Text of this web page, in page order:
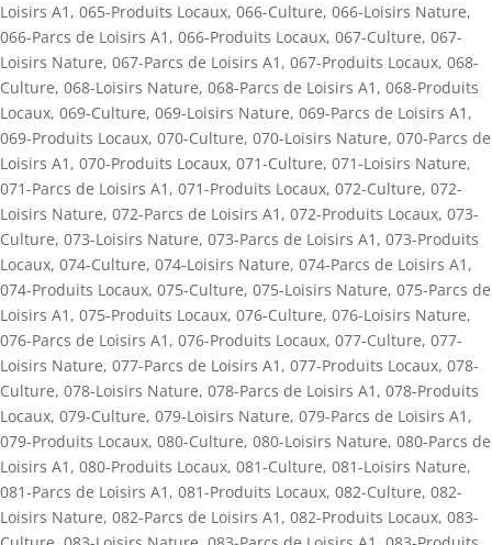
Loisirs A1 , 065-Produits Locaux, 066-Culture, 066-Loisirs Nature,
066-Parcs de Loisirs A1 , 066-Produits Locaux, 067-Culture, 067-
Loisirs Nature, 067-Parcs de Loisirs A1 , 067-Produits Locaux, 068-
Culture, 068-Loisirs Nature, 068-Parcs de Loisirs A1 , 068-Produits
Locaux, 069-Culture, 069-Loisirs Nature, 069-Parcs de Loisirs A1 ,
069-Produits Locaux, 070-Culture, 070-Loisirs Nature, 070-Parcs de
Loisirs A1 , 070-Produits Locaux, 071-Culture, 071-Loisirs Nature,
071-Parcs de Loisirs A1 , 071-Produits Locaux, 072-Culture, 072-
Loisirs Nature, 072-Parcs de Loisirs A1 , 072-Produits Locaux, 073-
Culture, 073-Loisirs Nature, 073-Parcs de Loisirs A1 , 073-Produits
Locaux, 074-Culture, 074-Loisirs Nature, 074-Parcs de Loisirs A1 ,
074-Produits Locaux, 075-Culture, 075-Loisirs Nature, 075-Parcs de
Loisirs A1 , 075-Produits Locaux, 076-Culture, 076-Loisirs Nature,
076-Parcs de Loisirs A1 , 076-Produits Locaux, 077-Culture, 077-
Loisirs Nature, 077-Parcs de Loisirs A1 , 077-Produits Locaux, 078-
Culture, 078-Loisirs Nature, 078-Parcs de Loisirs A1 , 078-Produits
Locaux, 079-Culture, 079-Loisirs Nature, 079-Parcs de Loisirs A1 ,
079-Produits Locaux, 080-Culture, 080-Loisirs Nature, 080-Parcs de
Loisirs A1 , 080-Produits Locaux, 081-Culture, 081-Loisirs Nature,
081-Parcs de Loisirs A1 , 081-Produits Locaux, 082-Culture, 082-
Loisirs Nature, 082-Parcs de Loisirs A1 , 082-Produits Locaux, 083-